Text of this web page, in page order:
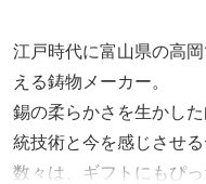
江戸時代に富山県の高
える鋳物メーカー。
錫の柔らかさを生かし
統技術と今を感じさせ
数々は、ギフトにもぴっ